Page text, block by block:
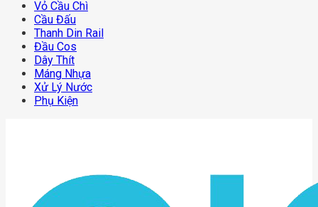
Vỏ Cầu Chì
Cầu Đấu
Thanh Din Rail
Đầu Cos
Dây Thít
Máng Nhựa
Xử Lý Nước
Phụ Kiện